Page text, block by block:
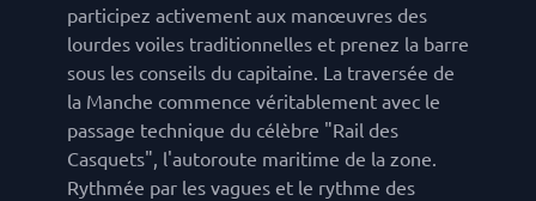
participez activement aux manœuvres des
lourdes voiles traditionnelles et prenez la barre
sous les conseils du capitaine. La traversée de
la Manche commence véritablement avec le
passage technique du célèbre "Rail des
Casquets", l'autoroute maritime de la zone.
Rythmée par les vagues et le rythme des